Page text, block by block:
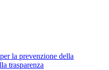
la prevenzione della
trasparenza